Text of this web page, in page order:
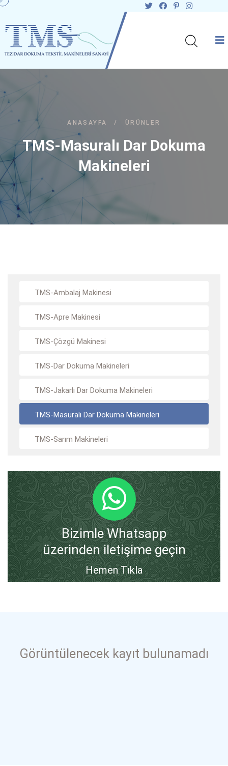
ANASAYFA / ÜRÜNLER
TMS-Masuralı Dar Dokuma
Makineleri
TMS-Ambalaj Makinesi
TMS-Apre Makinesi
TMS-Çözgü Makinesi
TMS-Dar Dokuma Makineleri
TMS-Jakarlı Dar Dokuma Makineleri
TMS-Masuralı Dar Dokuma Makineleri
TMS-Sarım Makineleri
Bizimle Whatsapp
üzerinden iletişime geçin
Hemen Tıkla
Görüntülenecek kayıt bulunamadı